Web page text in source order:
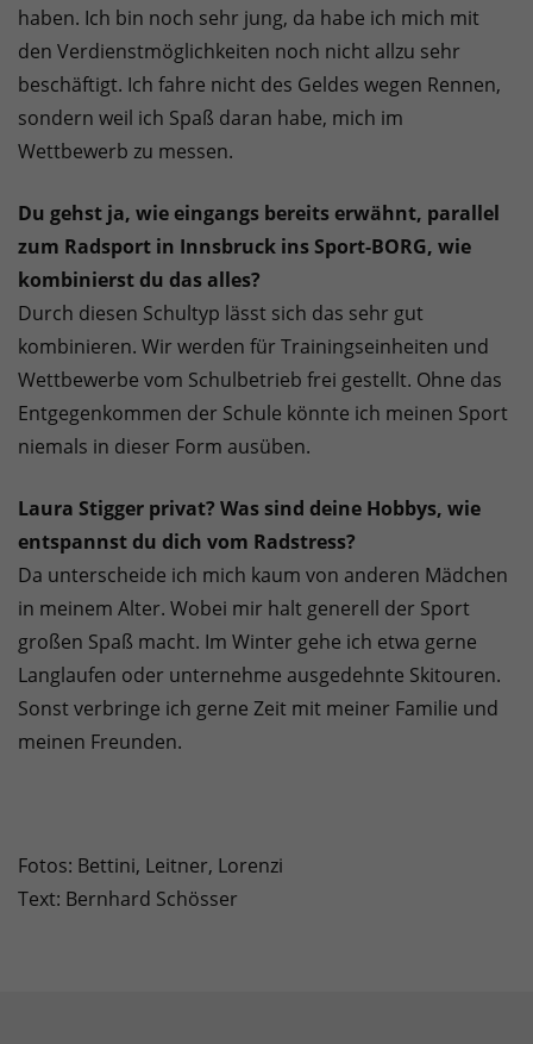
haben. Ich bin noch sehr jung, da habe ich mich mit
den Verdienstmöglichkeiten noch nicht allzu sehr
beschäftigt. Ich fahre nicht des Geldes wegen Rennen,
sondern weil ich Spaß daran habe, mich im
Wettbewerb zu messen.
Du gehst ja, wie eingangs bereits erwähnt, parallel
zum Radsport in Innsbruck ins Sport-BORG, wie
kombinierst du das alles?
Durch diesen Schultyp lässt sich das sehr gut
kombinieren. Wir werden für Trainingseinheiten und
Wettbewerbe vom Schulbetrieb frei gestellt. Ohne das
Entgegenkommen der Schule könnte ich meinen Sport
niemals in dieser Form ausüben.
Laura Stigger privat? Was sind deine Hobbys, wie
entspannst du dich vom Radstress?
Da unterscheide ich mich kaum von anderen Mädchen
in meinem Alter. Wobei mir halt generell der Sport
großen Spaß macht. Im Winter gehe ich etwa gerne
Langlaufen oder unternehme ausgedehnte Skitouren.
Sonst verbringe ich gerne Zeit mit meiner Familie und
meinen Freunden.
Fotos: Bettini, Leitner, Lorenzi
Text: Bernhard Schösser